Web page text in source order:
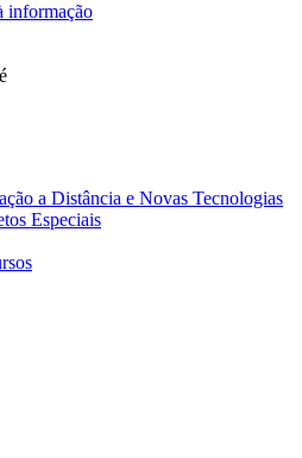
informação
a Distância e Novas Tecnologias
Especiais